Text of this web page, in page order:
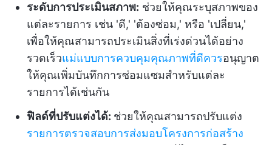
ระดับการประเมินสภาพ: ช่วยให้คุณระบุสภาพของ
แต่ละรายการ เช่น 'ดี,' 'ต้องซ่อม,' หรือ 'เปลี่ยน,'
เพื่อให้คุณสามารถประเมินสิ่งที่เร่งด่วนได้อย่าง
รวดเร็วแม่แบบการควบคุมคุณภาพที่ดีควรอนุญาต
ให้คุณเพิ่มบันทึกการซ่อมแซมสำหรับแต่ละ
รายการได้เช่นกัน
ฟิลด์ที่ปรับแต่งได้: ช่วยให้คุณสามารถปรับแต่ง
รายการตรวจสอบการส่งมอบโครงการก่อสร้าง